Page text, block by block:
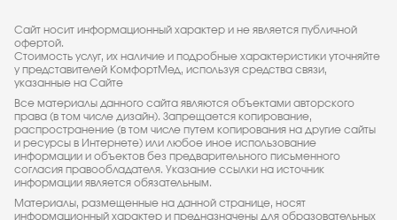
Сайт носит информационный характер и не является публичной
офертой.
Стоимость услуг, их наличие и подробные характеристики уточняйте
у представителей КомфортМед, используя средства связи,
указанные на Сайте
Все материалы данного сайта являются объектами авторского
права (в том числе дизайн). Запрещается копирование,
распространение (в том числе путем копирования на другие сайты
и ресурсы в Интернете) или любое иное использование
информации и объектов без предварительного письменного
согласия правообладателя. Указание ссылки на источник
информации является обязательным.
Материалы, размещенные на данной странице, носят
информационный характер и предназначены для образовательных